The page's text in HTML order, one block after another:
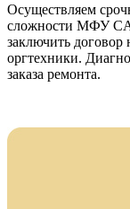
Осуществляем
сложности МФУ
заключить договор
оргтехники.
заказа ремонта.